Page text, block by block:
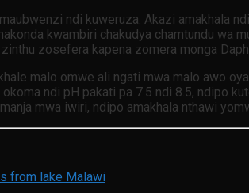
ndi kuweruza. Akazi amakhala
kwambiri chakudya chamtundu wa
zosefera kapena zomera monga
malo omwe ali ngati mwa malo awo
ndi pH pakati pa 7.5 ndi 8.5, ndipo
mwa iwiri, ndipo amakhala nthawi
from lake Malawi